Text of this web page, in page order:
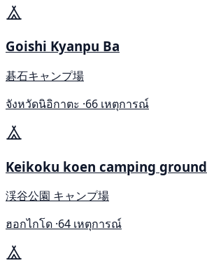
Goishi Kyanpu Ba
碁石キャンプ場
จังหวัดนิอิกาตะ ·66 เหตุการณ์
Keikoku koen camping ground
渓谷公園 キャンプ場
ฮอกไกโด ·64 เหตุการณ์